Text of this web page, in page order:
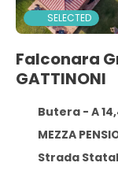
SELECTED
Falconara
GATTINONI
Butera - A
MEZZA
Strada